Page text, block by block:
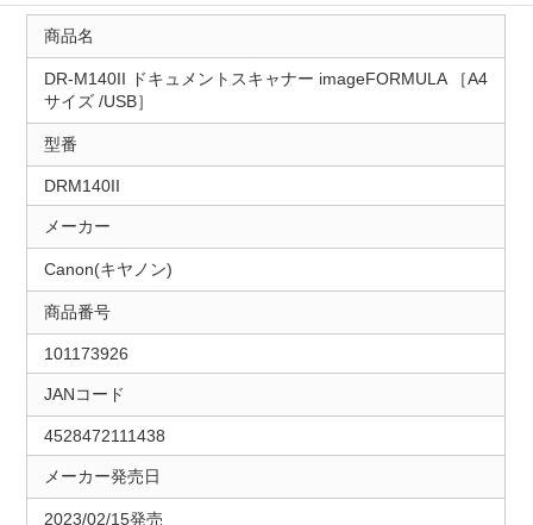
商品名
DR-M140II ドキュメントスキャナー imageFORMULA ［A4
サイズ /USB］
型番
DRM140II
メーカー
Canon(キヤノン)
商品番号
101173926
JANコード
4528472111438
メーカー発売日
2023/02/15発売